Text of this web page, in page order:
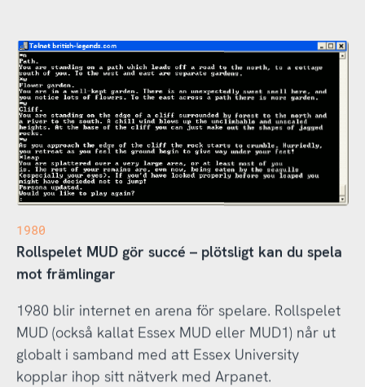
1980
Rollspelet MUD gör succé – plötsligt kan du spela
mot främlingar
1980 blir internet en arena för spelare. Rollspelet
MUD (också kallat Essex MUD eller MUD1) når ut
globalt i samband med att Essex University
kopplar ihop sitt nätverk med Arpanet.